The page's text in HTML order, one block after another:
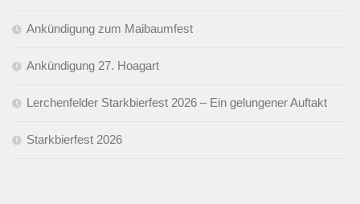
Ankündigung zum Maibaumfest
Ankündigung 27. Hoagart
Lerchenfelder Starkbierfest 2026 – Ein gelungener Auftakt
Starkbierfest 2026